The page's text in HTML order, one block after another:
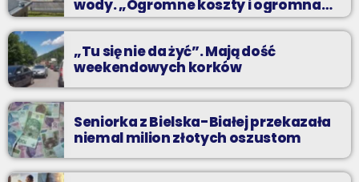
wody. „Ogromne koszty i ogromna
praca”
„Tu się nie da żyć”. Mają dość
weekendowych korków
Seniorka z Bielska-Białej przekazała
niemal milion złotych oszustom